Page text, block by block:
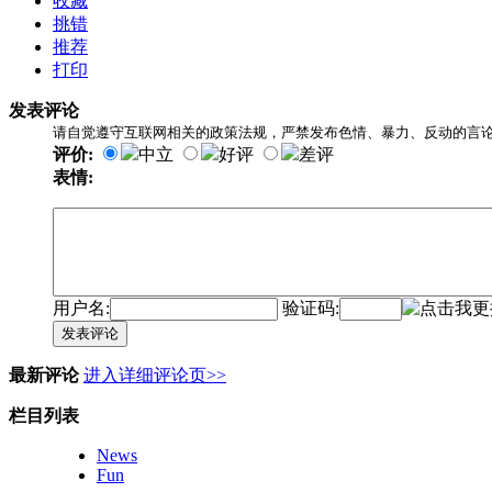
挑错
推荐
打印
发表评论
请自觉遵守互联网相关的政策法规，严禁发布色情、暴力、反动的言论
评价: 中立 好评
差评
表情:
用户名: 验证码:
发表评论
最新评论 进入详细评论页>>
栏目列表
News
Fun